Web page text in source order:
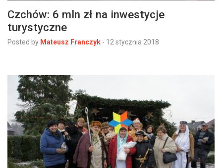
Czchów: 6 mln zł na inwestycje
turystyczne
Posted by Mateusz Franczyk - 12 stycznia 2018